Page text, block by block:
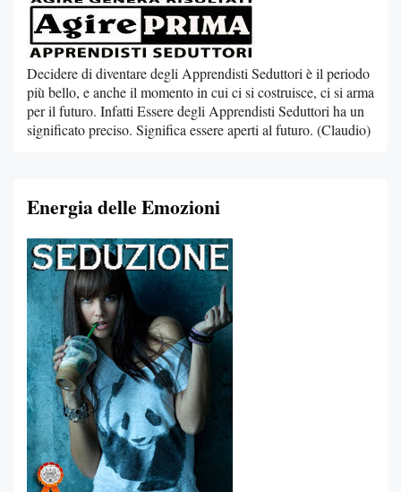
Decidere di diventare degli Apprendisti Seduttori è il periodo
più bello, e anche il momento in cui ci si costruisce, ci si arma
per il futuro. Infatti Essere degli Apprendisti Seduttori ha un
significato preciso. Significa essere aperti al futuro. (Claudio)
Energia delle Emozioni